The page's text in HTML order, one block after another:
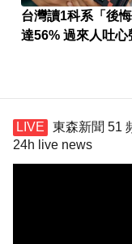
台灣讀1科系「後
達56% 過來人吐心
東森新聞 51
24h live news